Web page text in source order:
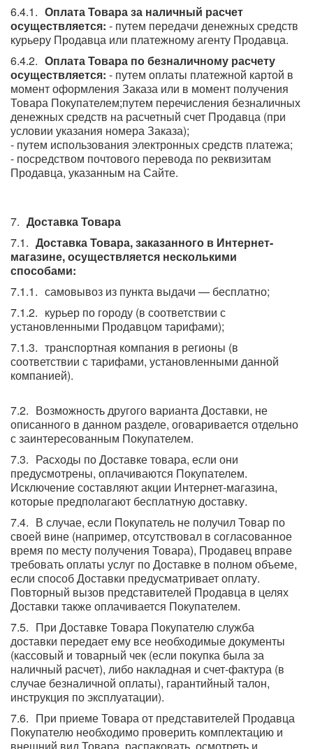
Оплата Товара за наличный расчет
осуществляется: - путем передачи денежных средств
курьеру Продавца или платежному агенту Продавца.
Оплата Товара по безналичному расчету
осуществляется: - путем оплаты платежной картой в
момент оформления Заказа или в момент получения
Товара Покупателем;путем перечисления безналичных
денежных средств на расчетный счет Продавца (при
условии указания номера Заказа);
- путем использования электронных средств платежа;
- посредством почтового перевода по реквизитам
Продавца, указанным на Сайте.
Доставка Товара
Доставка Товара, заказанного в Интернет-
магазине, осуществляется несколькими
способами:
самовывоз из пункта выдачи — бесплатно;
курьер по городу (в соответствии с
установленными Продавцом тарифами);
транспортная компания в регионы (в
соответствии с тарифами, установленными данной
компанией).
Возможность другого варианта Доставки, не
описанного в данном разделе, оговаривается отдельно
с заинтересованным Покупателем.
Расходы по Доставке товара, если они
предусмотрены, оплачиваются Покупателем.
Исключение составляют акции Интернет-магазина,
которые предполагают бесплатную доставку.
В случае, если Покупатель не получил Товар по
своей вине (например, отсутствовал в согласованное
время по месту получения Товара), Продавец вправе
требовать оплаты услуг по Доставке в полном объеме,
если способ Доставки предусматривает оплату.
Повторный вызов представителей Продавца в целях
Доставки также оплачивается Покупателем.
При Доставке Товара Покупателю служба
доставки передает ему все необходимые документы
(кассовый и товарный чек (если покупка была за
наличный расчет), либо накладная и счет-фактура (в
случае безналичной оплаты), гарантийный талон,
инструкция по эксплуатации).
При приеме Товара от представителей Продавца
Покупателю необходимо проверить комплектацию и